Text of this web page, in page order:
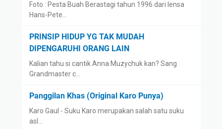
Foto : Pesta Buah Berastagi tahun 1996 dari lensa
Hans-Pete…
PRINSIP HIDUP YG TAK MUDAH
DIPENGARUHI ORANG LAIN
Kalian tahu si cantik Anna Muzychuk kan? Sang
Grandmaster c…
Panggilan Khas (Original Karo Punya)
Karo Gaul - Suku Karo merupakan salah satu suku
asl…